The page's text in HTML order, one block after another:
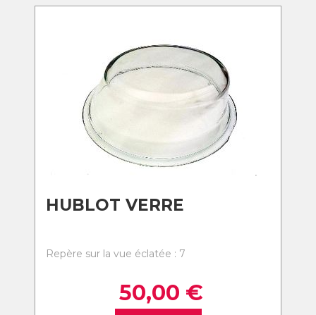
HUBLOT VERRE
Repère sur la vue éclatée : 7
50,00 €